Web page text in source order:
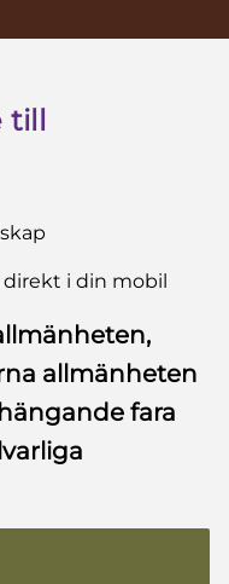
till
i din mobil
allmänheten
fara